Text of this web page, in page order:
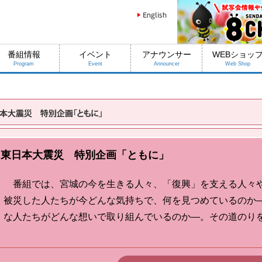
番組情報
Program
イベント
Event
アナウンサー
Announcer
WEBショッ
Web Shop
東日本大震災 特別企画「ともに」
番組では、宮城の今を生きる人々、「復興」を支える人々
被災した人たちが今どんな気持ちで、何を見つめているの
な人たちがどんな想いで取り組んでいるのか―。その道のり